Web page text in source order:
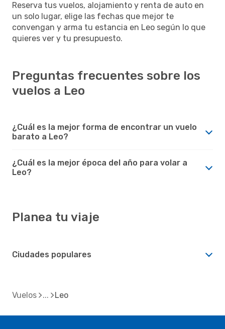
Reserva tus vuelos, alojamiento y renta de auto en
un solo lugar, elige las fechas que mejor te
convengan y arma tu estancia en Leo según lo que
quieres ver y tu presupuesto.
Preguntas frecuentes sobre los
vuelos a Leo
¿Cuál es la mejor forma de encontrar un vuelo
barato a Leo?
¿Cuál es la mejor época del año para volar a
Leo?
Planea tu viaje
Ciudades populares
Vuelos Leo